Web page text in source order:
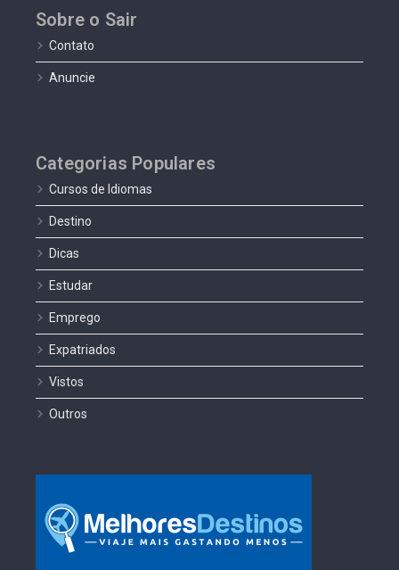
Sobre o Sair
Contato
Anuncie
Categorias Populares
Cursos de Idiomas
Destino
Dicas
Estudar
Emprego
Expatriados
Vistos
Outros